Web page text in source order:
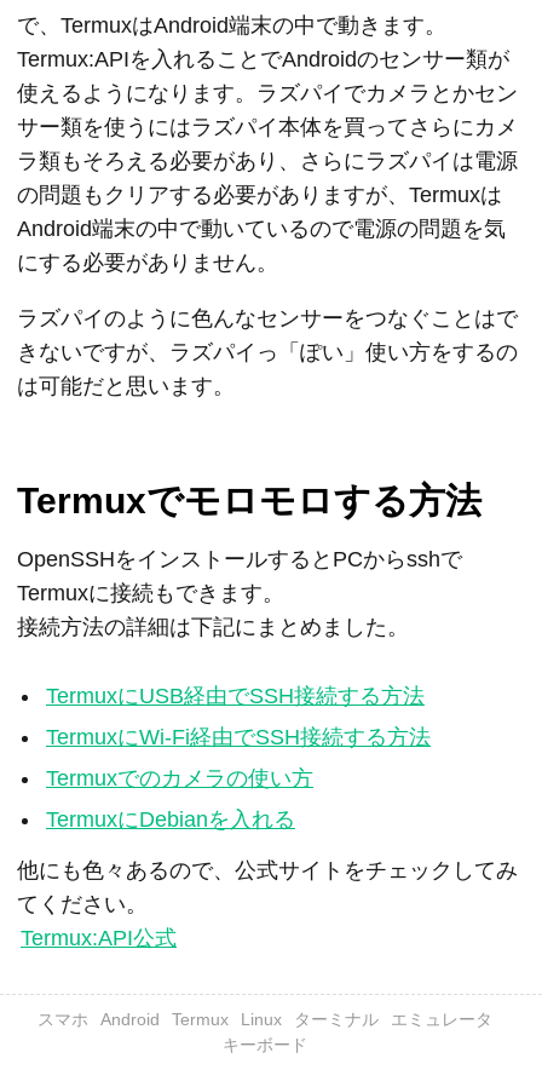
で、TermuxはAndroid端末の中で動きます。
Termux:APIを入れることでAndroidのセンサー類が
使えるようになります。ラズパイでカメラとかセン
サー類を使うにはラズパイ本体を買ってさらにカメ
ラ類もそろえる必要があり、さらにラズパイは電源
の問題もクリアする必要がありますが、Termuxは
Android端末の中で動いているので電源の問題を気
にする必要がありません。
ラズパイのように色んなセンサーをつなぐことはで
きないですが、ラズパイっ「ぽい」使い方をするの
は可能だと思います。
Termuxでモロモロする方法
OpenSSHをインストールするとPCからsshで
Termuxに接続もできます。
接続方法の詳細は下記にまとめました。
TermuxにUSB経由でSSH接続する方法
TermuxにWi-Fi経由でSSH接続する方法
Termuxでのカメラの使い方
TermuxにDebianを入れる
他にも色々あるので、公式サイトをチェックしてみ
Termux:API公式
スマホ Android Termux Linux ターミナル
エミュレータ
キーボード